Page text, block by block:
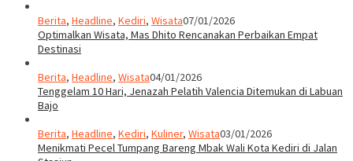
Berita, Headline, Kediri, Wisata07/01/2026
Optimalkan Wisata, Mas Dhito Rencanakan Perbaikan Empat
Destinasi
Berita, Headline, Wisata04/01/2026
Tenggelam 10 Hari, Jenazah Pelatih Valencia Ditemukan di Labuan
Bajo
Berita, Headline, Kediri, Kuliner, Wisata03/01/2026
Menikmati Pecel Tumpang Bareng Mbak Wali Kota Kediri di Jalan